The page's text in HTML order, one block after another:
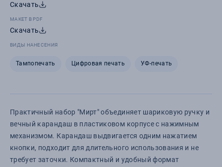
Скачать
МАКЕТ В PDF
Скачать
ВИДЫ НАНЕСЕНИЯ
Тампопечать Цифровая печать УФ-печать
Практичный набор "Мирт" объединяет шариковую ручку и
вечный карандаш в пластиковом корпусе с нажимным
механизмом. Карандаш выдвигается одним нажатием
кнопки, подходит для длительного использования и не
требует заточки. Компактный и удобный формат